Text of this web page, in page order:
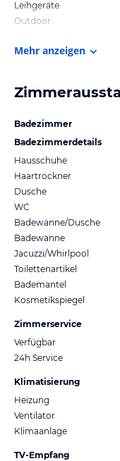
Leihgeräte
Outdoor
Mehr anzeigen
Badezimmer
Badezimmerdetails
Hausschuhe
Haartrockner
Dusche
WC
Badewanne/Dusche
Badewanne
Jacuzzi/Whirlpool
Toilettenartikel
Bademantel
Kosmetikspiegel
Zimmerservice
Verfügbar
24h Service
Klimatisierung
Heizung
Ventilator
Klimaanlage
TV-Empfang